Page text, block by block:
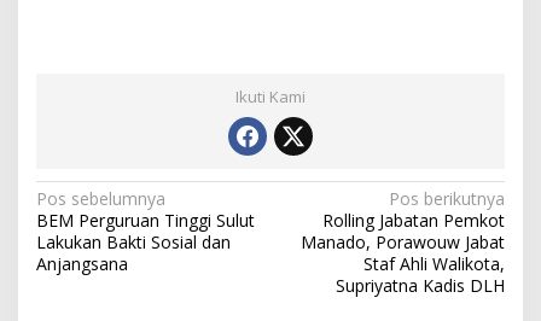
Ikuti Kami
N
a
v
Pos sebelumnya
BEM Perguruan Tinggi Sulut
Lakukan Bakti Sosial dan
Anjangsana
Pos berikutnya
Rolling Jabatan Pemkot
Manado, Porawouw Jabat
Staf Ahli Walikota,
Supriyatna Kadis DLH